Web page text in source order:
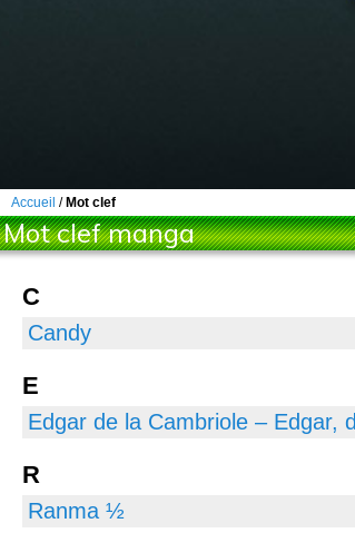
Accueil / Mot clef
Mot clef manga
C
Candy
E
R
Ranma ½